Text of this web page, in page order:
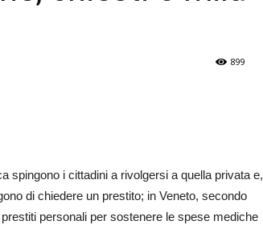
899
spingono i cittadini a rivolgersi a quella privata e,
di chiedere un prestito; in Veneto, secondo
personali per sostenere le spese mediche